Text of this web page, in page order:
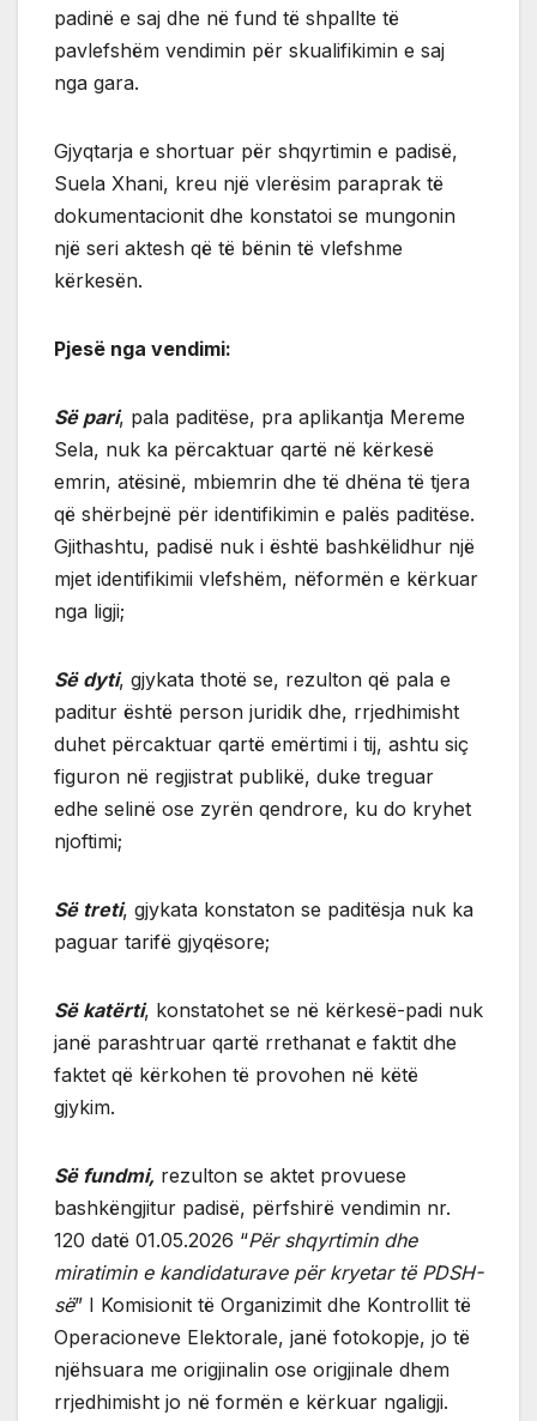
padinë e saj dhe në fund të shpallte të
pavlefshëm vendimin për skualifikimin e saj
nga gara.
Gjyqtarja e shortuar për shqyrtimin e padisë,
Suela Xhani, kreu një vlerësim paraprak të
dokumentacionit dhe konstatoi se mungonin
një seri aktesh që të bënin të vlefshme
kërkesën.
Pjesë nga vendimi:
Së pari, pala paditëse, pra aplikantja Mereme
Sela, nuk ka përcaktuar qartë në kërkesë
emrin, atësinë, mbiemrin dhe të dhëna të tjera
që shërbejnë për identifikimin e palës paditëse.
Gjithashtu, padisë nuk i është bashkëlidhur një
mjet identifikimii vlefshëm, nëformën e kërkuar
nga ligji;
Së dyti, gjykata thotë se, rezulton që pala e
paditur është person juridik dhe, rrjedhimisht
duhet përcaktuar qartë emërtimi i tij, ashtu siç
figuron në regjistrat publikë, duke treguar
edhe selinë ose zyrën qendrore, ku do kryhet
njoftimi;
Së treti, gjykata konstaton se paditësja nuk ka
paguar tarifë gjyqësore;
Së katërti, konstatohet se në kërkesë-padi nuk
janë parashtruar qartë rrethanat e faktit dhe
faktet që kërkohen të provohen në këtë
gjykim.
Së fundmi, rezulton se aktet provuese
bashkëngjitur padisë, përfshirë vendimin nr.
120 datë 01.05.2026 “Për shqyrtimin dhe
miratimin e kandidaturave për kryetar të PDSH-
së” I Komisionit të Organizimit dhe Kontrollit të
Operacioneve Elektorale, janë fotokopje, jo të
njëhsuara me origjinalin ose origjinale dhem
rrjedhimisht jo në formën e kërkuar ngaligji.